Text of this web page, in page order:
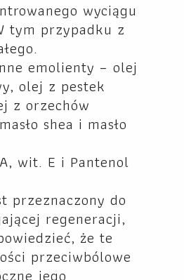
wyciągu
tym przypadku z
emolienty – olej
olej z pestek
z orzechów
shea i masło
wit. E i Pantenol
przeznaczony do
regeneracji,
że te
przeciwbólowe
jego